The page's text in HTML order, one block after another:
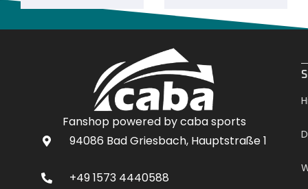
Fanshop powered by caba sports
94086 Bad Griesbach, Hauptstraße 1
+49 1573 4440588